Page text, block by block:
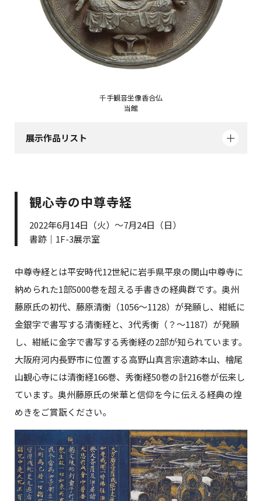
千手観音坐像香合仏
当館
展示作品リスト
観心寺の中尊寺経
2022年6月14日（火）～7月24日（日）
書跡｜1F-3展示室
中尊寺経とは平安時代12世紀に岩手県平泉の関山中尊寺に
納められた1部5000巻を超える手書きの経典群です。奥州
藤原氏の初代、藤原清衡（1056～1128）が発願し、紺紙に
金銀字で書写する清衡経と、3代秀衡（？～1187）が発願
し、紺紙に金字で書写する秀衡経の2部が知られています。
大阪府河内長野市に位置する高野山真言宗遺跡本山、檜尾
山観心寺には清衡経166巻、秀衡経50巻の計216巻が伝来し
ています。奥州藤原氏の栄華と信仰を今に伝える経典の煌
めきをご賞翫ください。